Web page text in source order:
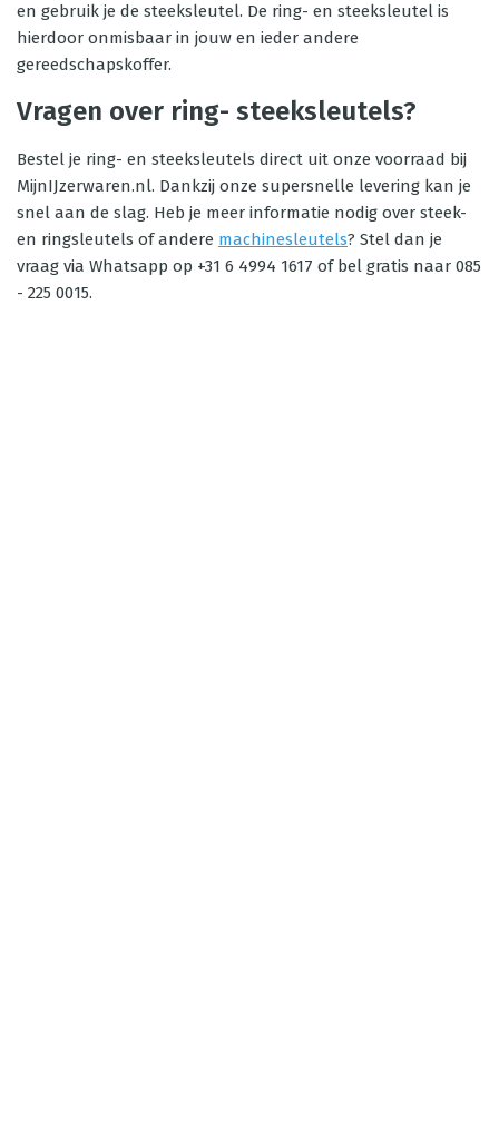
en gebruik je de steeksleutel. De ring- en steeksleutel is
hierdoor onmisbaar in jouw en ieder andere
gereedschapskoffer.
Vragen over ring- steeksleutels?
Bestel je ring- en steeksleutels direct uit onze voorraad bij
MijnIJzerwaren.nl. Dankzij onze supersnelle levering kan je
snel aan de slag. Heb je meer informatie nodig over steek-
en ringsleutels of andere machinesleutels? Stel dan je
vraag via Whatsapp op +31 6 4994 1617 of bel gratis naar 085
- 225 0015.